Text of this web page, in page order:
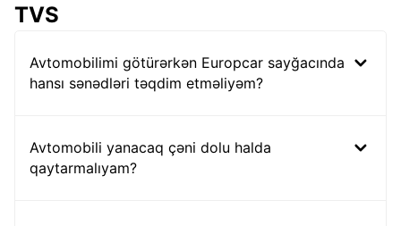
TVS
Avtomobilimi götürərkən Europcar sayğacında
hansı sənədləri təqdim etməliyəm?
Avtomobili yanacaq çəni dolu halda
qaytarmalıyam?